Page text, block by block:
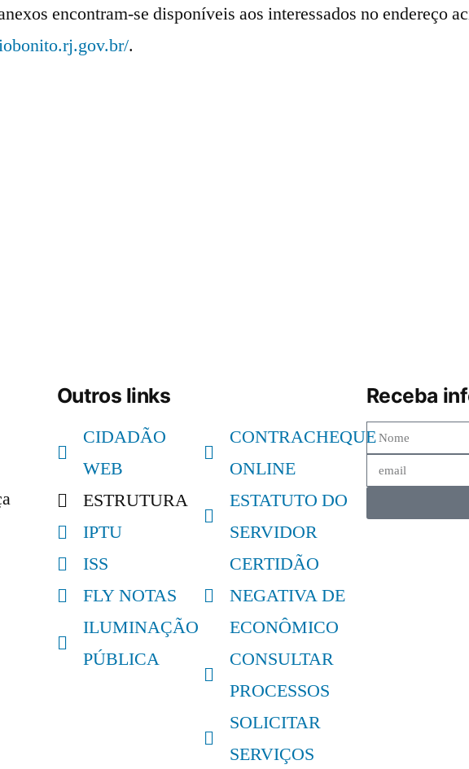
encontram-se disponíveis aos interessados no endereço
.
Outros links
CIDADÃO
WEB
ESTRUTURA
IPTU
ISS
FLY NOTAS
ILUMINAÇÃO
PÚBLICA
CONTRACHEQUE
ONLINE
ESTATUTO DO
SERVIDOR
CERTIDÃO
NEGATIVA DE
ECONÔMICO
CONSULTAR
PROCESSOS
SOLICITAR
SERVIÇOS
Receba